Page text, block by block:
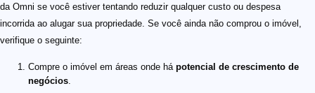
da Omni se você estiver tentando reduzir qualquer custo ou despesa
incorrida ao alugar sua propriedade. Se você ainda não comprou o imóvel,
verifique o seguinte:
Compre o imóvel em áreas onde há potencial de crescimento de
negócios